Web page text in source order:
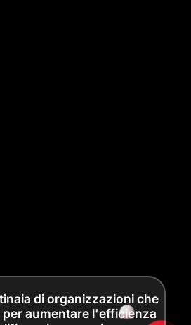
di organizzazioni che
aumentare l'efficienza